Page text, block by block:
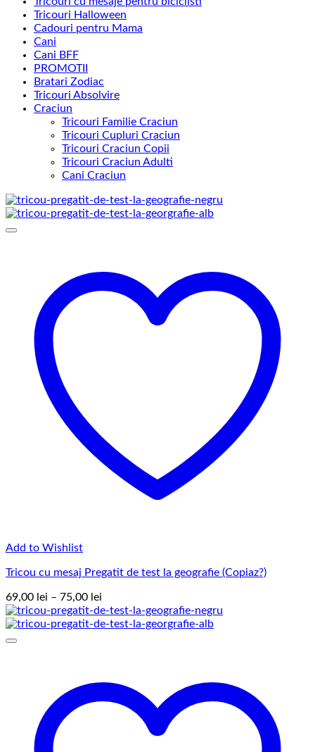
Tricouri Halloween
Cadouri pentru Mama
Cani
Cani BFF
PROMOTII
Bratari Zodiac
Tricouri Absolvire
Craciun
Tricouri Familie Craciun
Tricouri Cupluri Craciun
Tricouri Craciun Copii
Tricouri Craciun Adulti
Cani Craciun
Add to Wishlist
Tricou cu mesaj Pregatit de test la geografie (Copiaz?)
69,00 lei – 75,00 lei
de
prețuri: